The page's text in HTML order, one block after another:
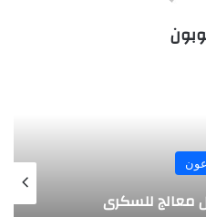
السيارة الحديثة